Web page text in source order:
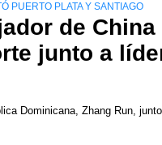
PUERTO PLATA Y SANTIAGO
de
junto a
Dominicana, Zhang Run,